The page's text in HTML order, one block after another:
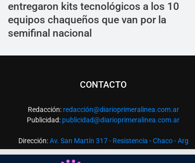
entregaron kits tecnológicos a los 10
equipos chaqueños que van por la
semifinal nacional
CONTACTO
Redacción: redacción@diarioprimeralinea.com.ar
Publicidad: publicidad@diarioprimeralinea.com.ar
Dirección:Av. San Martín 317 - Resistencia - Chaco - Arg